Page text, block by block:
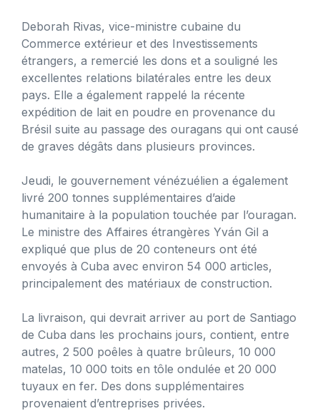
Deborah Rivas, vice-ministre cubaine du
Commerce extérieur et des Investissements
étrangers, a remercié les dons et a souligné les
excellentes relations bilatérales entre les deux
pays. Elle a également rappelé la récente
expédition de lait en poudre en provenance du
Brésil suite au passage des ouragans qui ont causé
de graves dégâts dans plusieurs provinces.
Jeudi, le gouvernement vénézuélien a également
livré 200 tonnes supplémentaires d’aide
humanitaire à la population touchée par l’ouragan.
Le ministre des Affaires étrangères Yván Gil a
expliqué que plus de 20 conteneurs ont été
envoyés à Cuba avec environ 54 000 articles,
principalement des matériaux de construction.
La livraison, qui devrait arriver au port de Santiago
de Cuba dans les prochains jours, contient, entre
autres, 2 500 poêles à quatre brûleurs, 10 000
matelas, 10 000 toits en tôle ondulée et 20 000
tuyaux en fer. Des dons supplémentaires
provenaient d’entreprises privées.